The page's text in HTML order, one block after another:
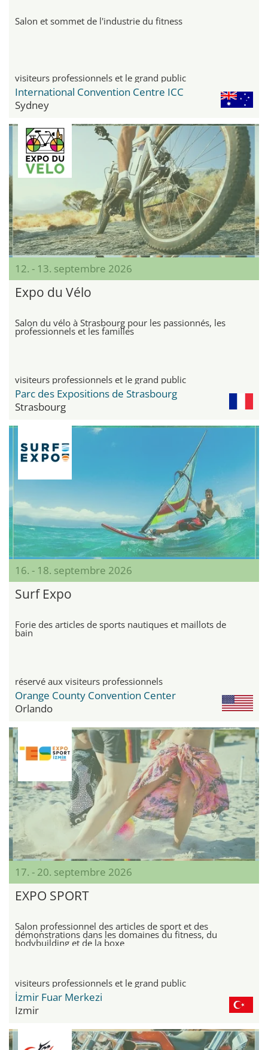
Salon et sommet de l'industrie du fitness
visiteurs professionnels et le grand public
International Convention Centre ICC
Sydney
12. - 13. septembre 2026
Expo du Vélo
Salon du vélo à Strasbourg pour les passionnés, les
professionnels et les familles
visiteurs professionnels et le grand public
Parc des Expositions de Strasbourg
Strasbourg
16. - 18. septembre 2026
Surf Expo
Forie des articles de sports nautiques et maillots de
bain
réservé aux visiteurs professionnels
Orange County Convention Center
Orlando
17. - 20. septembre 2026
EXPO SPORT
Salon professionnel des articles de sport et des
démonstrations dans les domaines du fitness, du
bodybuilding et de la boxe
visiteurs professionnels et le grand public
İzmir Fuar Merkezi
Izmir